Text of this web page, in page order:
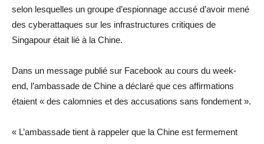
selon lesquelles un groupe d’espionnage accusé d’avoir mené
des cyberattaques sur les infrastructures critiques de
Singapour était lié à la Chine.
Dans un message publié sur Facebook au cours du week-
end, l’ambassade de Chine a déclaré que ces affirmations
étaient « des calomnies et des accusations sans fondement ».
« L’ambassade tient à rappeler que la Chine est fermement